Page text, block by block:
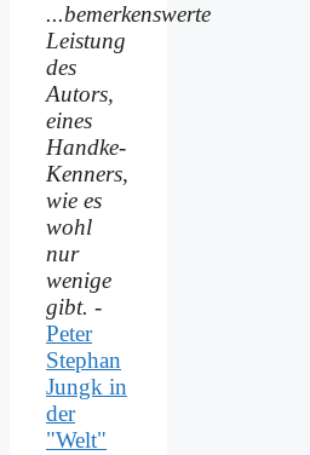
...bemerkenswerte
Leistung
des
Autors,
eines
Handke-
Kenners,
wie es
wohl
nur
wenige
gibt. -
Peter
Stephan
Jungk in
der
"Welt"